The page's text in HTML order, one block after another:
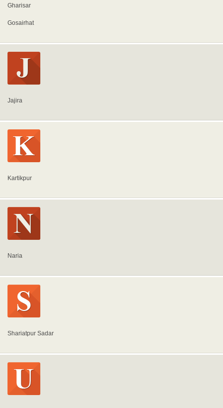
Gharisar
Gosairhat
Jajira
Kartikpur
Naria
Shariatpur Sadar